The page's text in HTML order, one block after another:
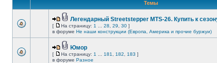
Темы
Легендарный Streetstepper MTS-26. Купить к
[ На страницу: 1 28 29 30 ]
в форуме Не наши конструкции (Европа, Америка и прочие буржуи)
Юмор
[ На страницу: 1 181 182 183 ]
в форуме Разное